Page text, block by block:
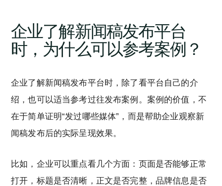
企业了解新闻稿发布平台
时，为什么可以参考案例？
企业了解新闻稿发布平台时，除了看平台自己的介
绍，也可以适当参考过往发布案例。案例的价值，不
在于简单证明“发过哪些媒体”，而是帮助企业观察新
闻稿发布后的实际呈现效果。
比如，企业可以重点看几个方面：页面是否能够正常
打开，标题是否清晰，正文是否完整，品牌信息是否